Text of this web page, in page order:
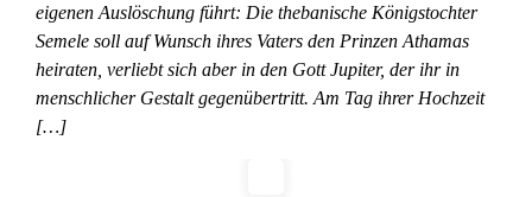
eigenen Auslöschung führt: Die thebanische Königstochter
Semele soll auf Wunsch ihres Vaters den Prinzen Athamas
heiraten, verliebt sich aber in den Gott Jupiter, der ihr in
menschlicher Gestalt gegenübertritt. Am Tag ihrer Hochzeit
[…]